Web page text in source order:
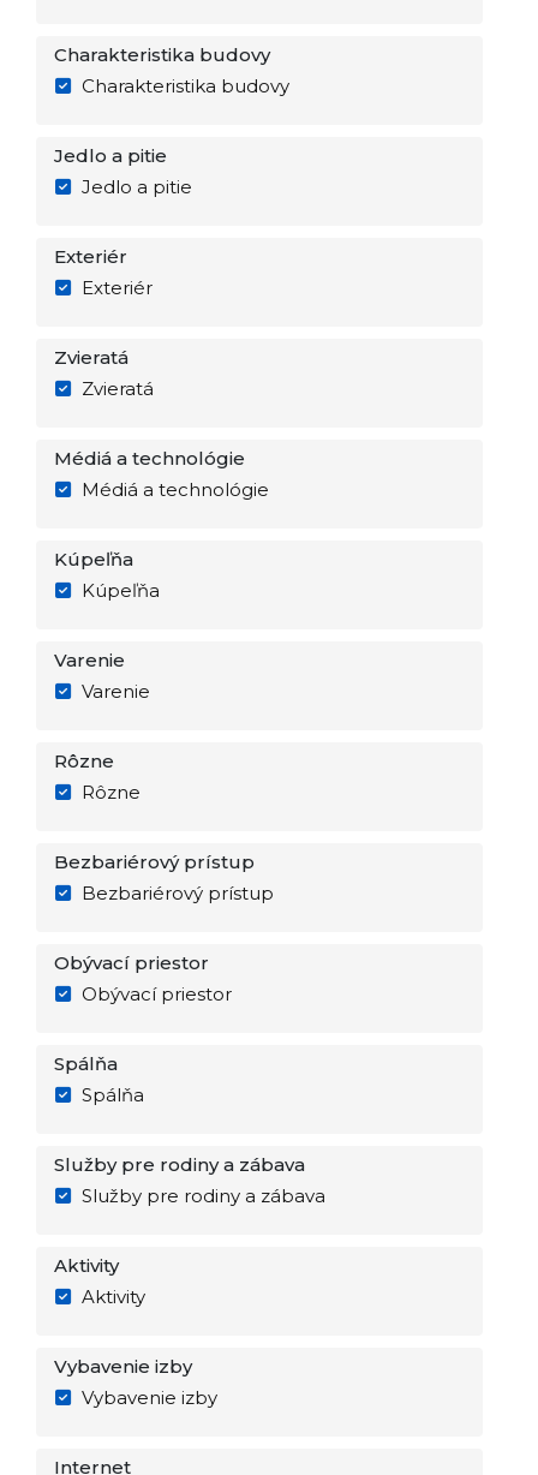
Charakteristika budovy
Charakteristika budovy
Jedlo a pitie
Jedlo a pitie
Exteriér
Exteriér
Zvieratá
Zvieratá
Médiá a technológie
Médiá a technológie
Kúpeľňa
Kúpeľňa
Varenie
Varenie
Rôzne
Rôzne
Bezbariérový prístup
Bezbariérový prístup
Obývací priestor
Obývací priestor
Spálňa
Spálňa
Služby pre rodiny a zábava
Služby pre rodiny a zábava
Aktivity
Aktivity
Vybavenie izby
Vybavenie izby
Internet